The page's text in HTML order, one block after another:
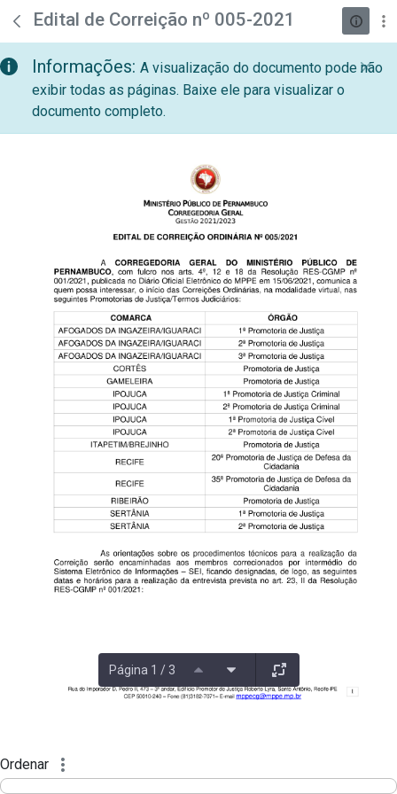
Pular para o Conteúdo principal
teste descricao
Edital de Correição nº 005-2021
Informações: A visualização do documento pode não
exibir todas as páginas. Baixe ele para visualizar o
documento completo.
Página 1 / 3
Ordenar